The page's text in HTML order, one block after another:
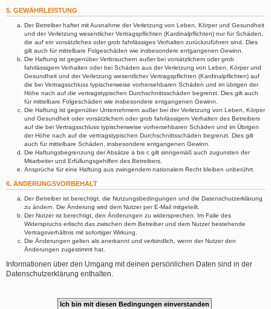
5. GEWÄHRLEISTUNG
Der Betreiber haftet mit Ausnahme der Verletzung von Leben, Körper und Gesundheit
und der Verletzung wesentlicher Vertragspflichten (Kardinalpflichten) nur für Schäden,
die auf ein vorsätzliches oder grob fahrlässiges Verhalten zurückzuführen sind. Dies
gilt auch für mittelbare Folgeschäden wie insbesondere entgangenen Gewinn.
Die Haftung ist gegenüber Verbrauchern außer bei vorsätzlichem oder grob
fahrlässigem Verhalten oder bei Schäden aus der Verletzung von Leben, Körper und
Gesundheit und der Verletzung wesentlicher Vertragspflichten (Kardinalpflichten) auf
die bei Vertragsschluss typischerweise vorhersehbaren Schäden und im übrigen der
Höhe nach auf die vertragstypischen Durchschnittsschäden begrenzt. Dies gilt auch
für mittelbare Folgeschäden wie insbesondere entgangenen Gewinn.
Die Haftung ist gegenüber Unternehmern außer bei der Verletzung von Leben, Körper
und Gesundheit oder vorsätzlichem oder grob fahrlässigem Verhalten des Betreibers
auf die bei Vertragsschluss typischerweise vorhersehbaren Schäden und im Übrigen
der Höhe nach auf die vertragstypischen Durchschnittsschäden begrenzt. Dies gilt
auch für mittelbare Schäden, insbesondere entgangenen Gewinn.
Die Haftungsbegrenzung der Absätze a bis c gilt sinngemäß auch zugunsten der
Mitarbeiter und Erfüllungsgehilfen des Betreibers.
Ansprüche für eine Haftung aus zwingendem nationalem Recht bleiben unberührt.
6. ÄNDERUNGSVORBEHALT
Der Betreiber ist berechtigt, die Nutzungsbedingungen und die Datenschutzerklärung
zu ändern. Die Änderung wird dem Nutzer per E-Mail mitgeteilt.
Der Nutzer ist berechtigt, den Änderungen zu widersprechen. Im Falle des
Widerspruchs erlischt das zwischen dem Betreiber und dem Nutzer bestehende
Vertragsverhältnis mit sofortiger Wirkung.
Die Änderungen gelten als anerkannt und verbindlich, wenn der Nutzer den
Änderungen zugestimmt hat.
Informationen über den Umgang mit deinen persönlichen Daten sind in der
Datenschutzerklärung enthalten.